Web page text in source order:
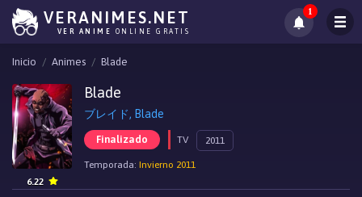
VERANIMES.NET
VER ANIME ONLINE GRATIS
1
Inicio Animes Blade
Blade
ブレイド, Blade
Finalizado TV 2011
Temporada: Invierno 2011
6.22